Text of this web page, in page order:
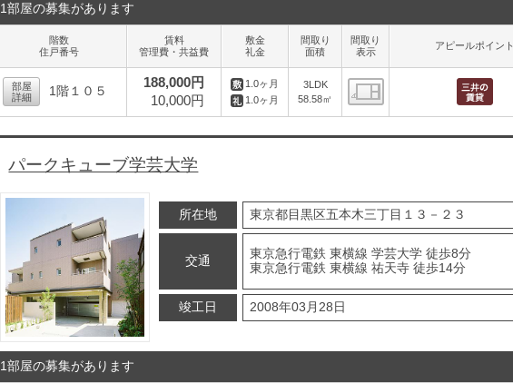
1部屋の募集があります
階数
住戸番号
賃料
管理費・共益費
敷金
礼金
間取り
面積
間取り
表示
アピールポイント
部屋
詳細
1階１０５
188,000円
10,000円
1.0ヶ月
1.0ヶ月
3LDK
58.58㎡
間取り表示
パークキューブ学芸大学
所在地 東京都目黒区五本木三丁目１３－２３
交通
東京急行電鉄 東横線 学芸大学 徒歩8分
東京急行電鉄 東横線 祐天寺 徒歩14分
竣工日 2008年03月28日
1部屋の募集があります